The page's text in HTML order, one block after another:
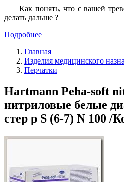
Как понять, что с вашей
делать дальше ?
Подробнее
Главная
Изделия медицинского
Перчатки
Hartmann Peha-soft
нитриловые белые
стер р S (6-7) N 100 /